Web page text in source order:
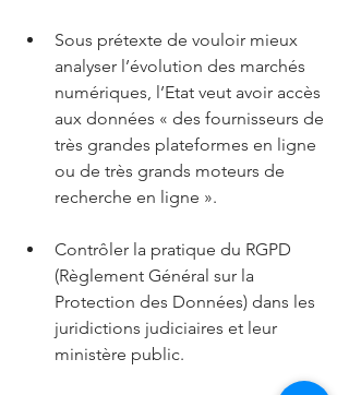
Sous prétexte de vouloir mieux
analyser l’évolution des marchés
numériques, l’Etat veut avoir accès
aux données « des fournisseurs de
très grandes plateformes en ligne
ou de très grands moteurs de
recherche en ligne ».
Contrôler la pratique du RGPD
(Règlement Général sur la
Protection des Données) dans les
juridictions judiciaires et leur
ministère public.